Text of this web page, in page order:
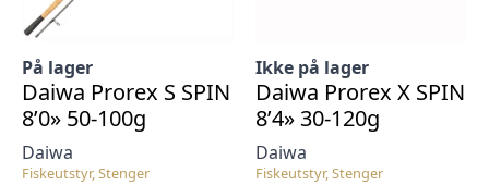
Fiskeutstyr, Stenger
Daiwa
På lager
Daiwa Prorex S SPIN
8’0» 50-100g
Fiskeutstyr, Stenger
Daiwa
Ikke på lager
Daiwa Prorex X SPIN
8’4» 30-120g